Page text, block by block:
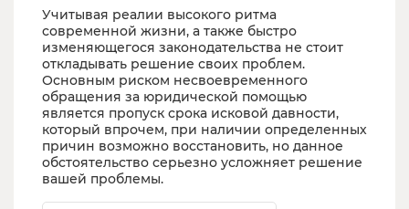
Учитывая реалии высокого ритма
современной жизни, а также быстро
изменяющегося законодательства не стоит
откладывать решение своих проблем.
Основным риском несвоевременного
обращения за юридической помощью
является пропуск срока исковой давности,
который впрочем, при наличии определенных
причин возможно восстановить, но данное
обстоятельство серьезно усложняет решение
вашей проблемы.